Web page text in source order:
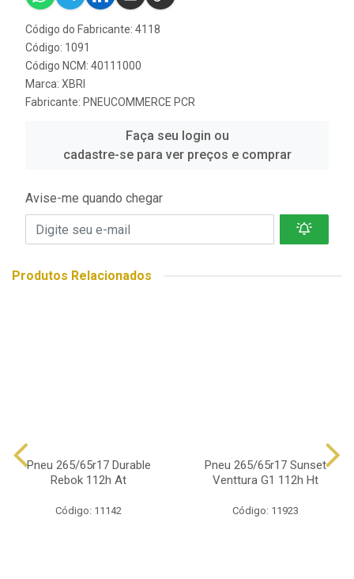
Código do Fabricante: 4118
Código: 1091
Código NCM: 40111000
Marca: XBRI
Fabricante: PNEUCOMMERCE PCR
Faça seu login ou
cadastre-se para ver preços e comprar
Avise-me quando chegar
Produtos Relacionados
Pneu 265/65r17 Durable
Rebok 112h At
Código: 11142
Pneu 265/65r17 Sunset
Venttura G1 112h Ht
Código: 11923